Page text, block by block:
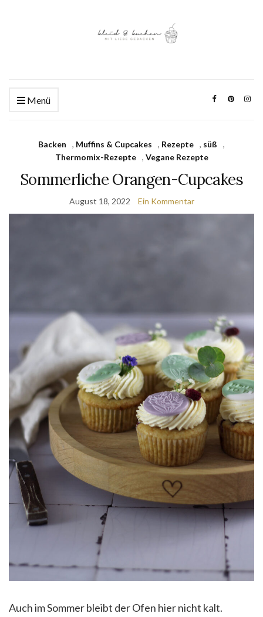
Menü
Backen , Muffins & Cupcakes , Rezepte , süß
,
Thermomix-Rezepte
, Vegane Rezepte
Sommerliche Orangen-Cupcakes
August 18, 2022 Ein Kommentar
Auch im Sommer bleibt der Ofen hier nicht kalt.